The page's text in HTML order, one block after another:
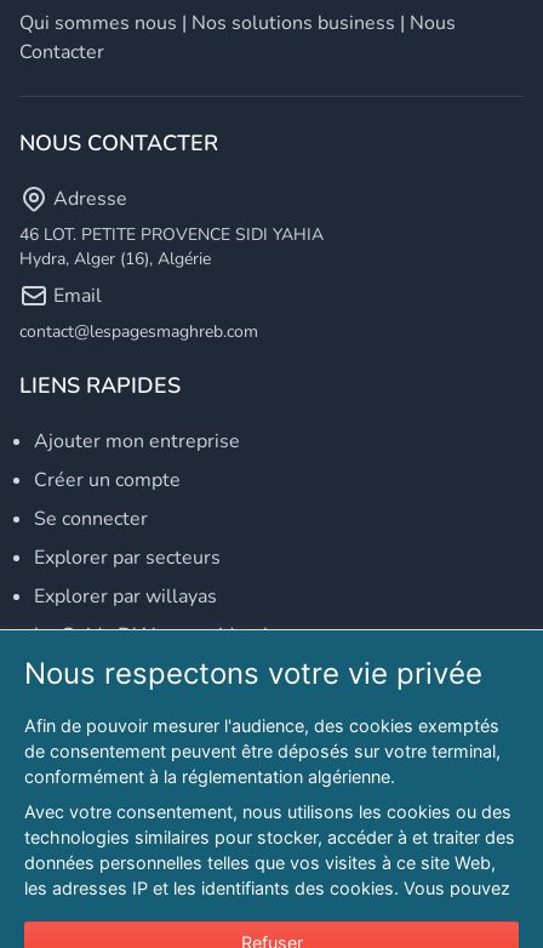
Qui sommes nous | Nos solutions business | Nous
Contacter
NOUS CONTACTER
Adresse
46 LOT. PETITE PROVENCE SIDI YAHIA
Hydra, Alger (16), Algérie
Email
contact@lespagesmaghreb.com
LIENS RAPIDES
Ajouter mon entreprise
Créer un compte
Se connecter
Explorer par secteurs
Explorer par willayas
Le Guide D'Alger, guide-alger.com
NOS RÉSEAUX SOCIAUX
Notre page Facebook
Notre page LinkedIn
Notre page Instagram
Notre page Twitter
Nous respectons votre vie privée
Afin de pouvoir mesurer l'audience, des cookies exemptés
de consentement peuvent être déposés sur votre terminal,
conformément à la réglementation algérienne.
Avec votre consentement, nous utilisons les cookies ou des
technologies similaires pour stocker, accéder à et traiter des
données personnelles telles que vos visites à ce site Web,
les adresses IP et les identifiants des cookies. Vous pouvez
sur l'intérêt légitime à tout moment en cliquant sur « Refuser
Refuser